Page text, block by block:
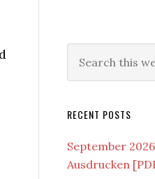
RECENT POSTS
September
Ausdrucken